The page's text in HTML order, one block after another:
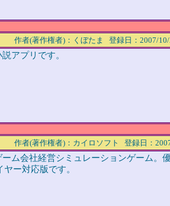
作者(著作権者)：くぼたま 登録日：2007/
アプリです。
作者(著作権者)：カイロソフト 登録日：
ム会社経営シミュレーションゲーム。
ヤー対応版です。